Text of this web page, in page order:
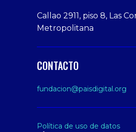
Xxx
Indian
Big
Butt
sex
From
Step
Callao 2911, piso 8, Las
Metropolitana
CONTACTO
fundacion@paisdigital.org
Política de uso de datos